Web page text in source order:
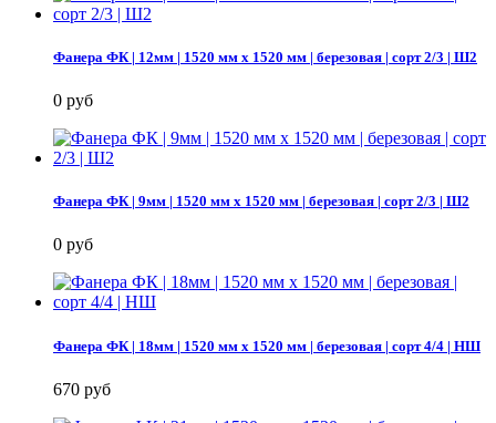
Фанера ФК | 12мм | 1520 мм х 1520 мм | березовая | сорт 2/3 | Ш2
0 руб
Фанера ФК | 9мм | 1520 мм х 1520 мм | березовая | сорт 2/3 | Ш2
0 руб
Фанера ФК | 18мм | 1520 мм х 1520 мм | березовая | сорт 4/4 | НШ
670 руб